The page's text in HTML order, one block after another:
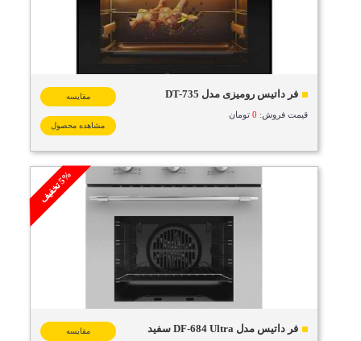
فر داتیس رومیزی مدل DT-735
قیمت فروش: 0تومان
مقایسه
مشاهده محصول
فر داتیس مدل DF-684 Ultra سفید
5
%
ت
خ
ف
ی
ف
مقایسه